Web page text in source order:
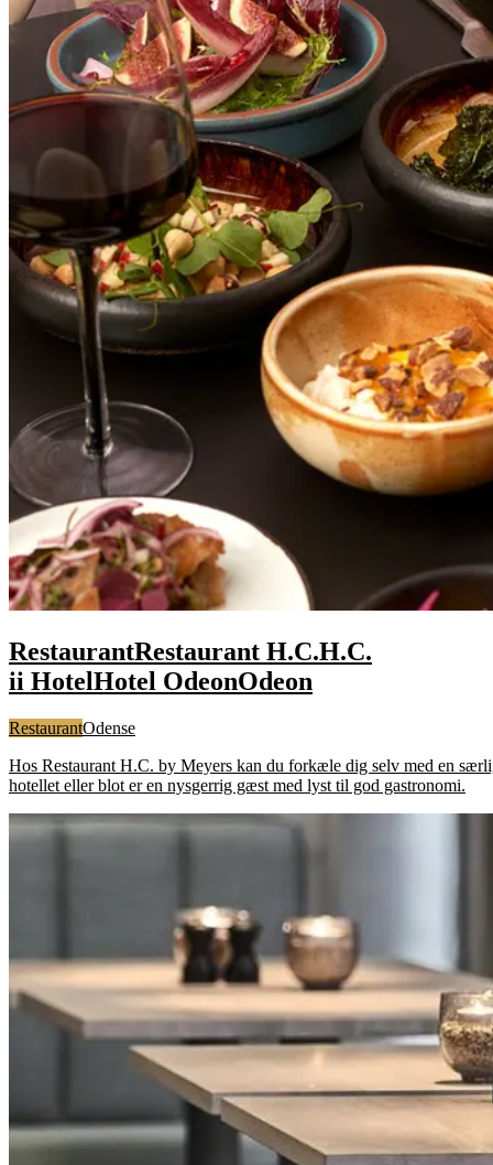
RestaurantRestaurant H.C.H.C.
ii HotelHotel OdeonOdeon
RestaurantOdense
Hos Restaurant H.C. by Meyers kan du forkæle dig selv med en
hotellet eller blot er en nysgerrig gæst med lyst til god gastronomi.